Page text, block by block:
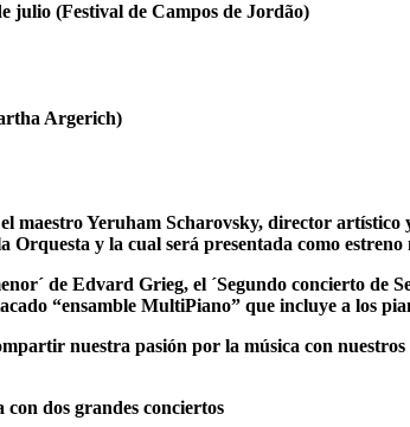
julio (Festival de Campos de Jordão)
Argerich)
maestro Yeruham Scharovsky, director
y la cual será presentada como
de Edvard Grieg, el ´Segundo concierto de
“ensamble MultiPiano” que incluye a los
nuestra pasión por la música con
dos grandes conciertos